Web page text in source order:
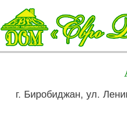
г. Биробиджан, ул.